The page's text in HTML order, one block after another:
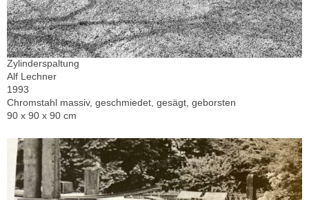
Zylinderspaltung
Alf Lechner
1993
Chromstahl massiv, geschmiedet, gesägt, geborsten
90 x 90 x 90 cm